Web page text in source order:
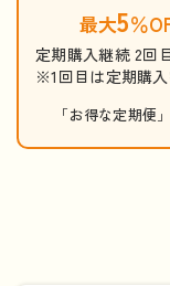
最大5％
定期購入継続 2回
※1回目は定期購入
「お得な定期便